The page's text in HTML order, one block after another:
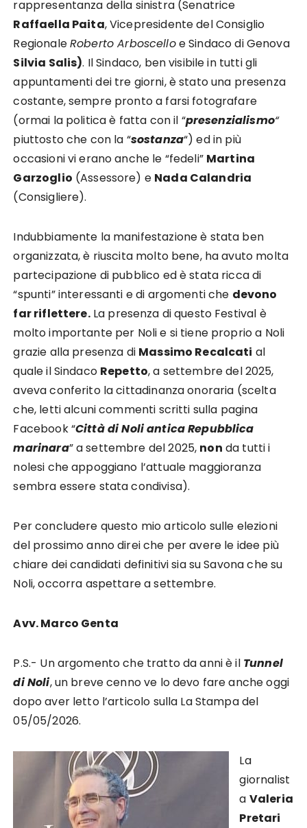
rappresentanza della sinistra (Senatrice
Raffaella Paita, Vicepresidente del Consiglio
RegionaleRoberto Arboscelloe Sindaco di Genova
Silvia Salis). Il Sindaco, ben visibile in tutti gli
appuntamenti dei tre giorni, è stato una presenza
costante, sempre pronto a farsi fotografare
(ormai la politica è fatta con il “presenzialismo“
piuttosto che con la “sostanza“) ed in più
occasioni vi erano anche le “fedeli” Martina
Garzoglio (Assessore) e Nada Calandria
(Consigliere).
Indubbiamente la manifestazione è stata ben
organizzata, è riuscita molto bene, ha avuto molta
partecipazione di pubblico ed è stata ricca di
“spunti” interessanti e di argomenti che devono
far riflettere.La presenza di questo Festival è
molto importante per Noli e si tiene proprio a Noli
grazie alla presenza di Massimo Recalcati al
quale il Sindaco Repetto, a settembre del 2025,
aveva conferito la cittadinanza onoraria (scelta
che, letti alcuni commenti scritti sulla pagina
Facebook “Città di Noli antica Repubblica
marinara” a settembre del 2025, non da tutti i
nolesi che appoggiano l’attuale maggioranza
sembra essere stata condivisa).
Per concludere questo mio articolo sulle elezioni
del prossimo anno direi che per avere le idee più
chiare dei candidati definitivi sia su Savona che su
Noli, occorra aspettare a settembre.
Avv. Marco Genta
P.S.- Un argomento che tratto da anni è il Tunnel
di Noli, un breve cenno ve lo devo fare anche oggi
dopo aver letto l’articolo sulla La Stampa del
05/05/2026.
La
giornalist
a Valeria
Pretari